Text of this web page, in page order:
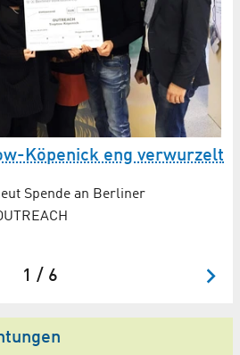
Köpenick eng verwurzelt
Spende an Berliner
1 / 6